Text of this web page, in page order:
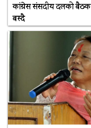
कांग्रेस संसदीय दलको बैठक
बस्दै